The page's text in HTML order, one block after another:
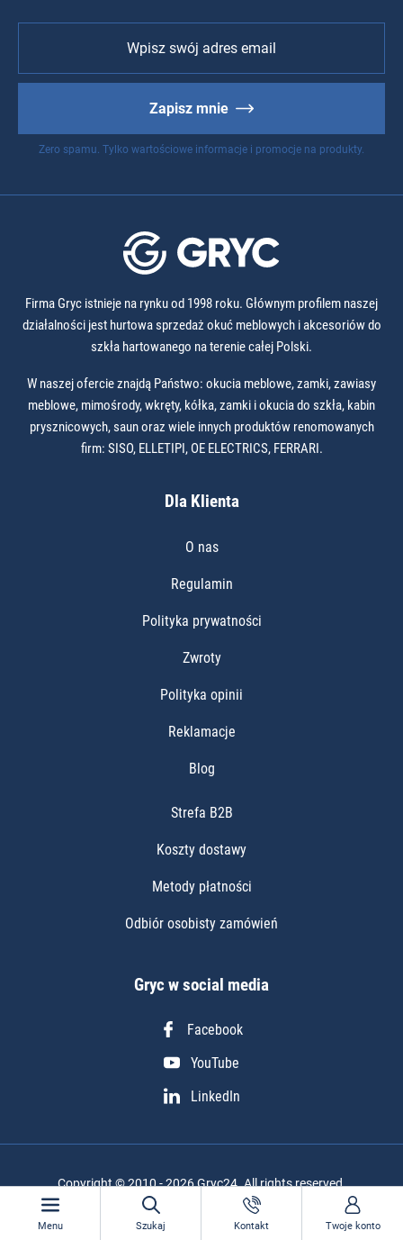
Zapisz mnie
Zero spamu. Tylko wartościowe informacje i promocje na produkty.
Firma Gryc istnieje na rynku od 1998 roku. Głównym profilem naszej
działalności jest hurtowa sprzedaż okuć meblowych i akcesoriów do
szkła hartowanego na terenie całej Polski.
W naszej ofercie znajdą Państwo: okucia meblowe, zamki, zawiasy
meblowe, mimośrody, wkręty, kółka, zamki i okucia do szkła, kabin
prysznicowych, saun oraz wiele innych produktów renomowanych
firm: SISO, ELLETIPI, OE ELECTRICS, FERRARI.
Dla Klienta
O nas
Regulamin
Polityka prywatności
Zwroty
Polityka opinii
Reklamacje
Blog
Strefa B2B
Koszty dostawy
Metody płatności
Odbiór osobisty zamówień
Gryc w social media
Facebook
YouTube
LinkedIn
Copyright © 2010 - 2026 Gryc24. All rights reserved.
Realizacja projektu: Igor Chudy
Menu Szukaj Kontakt Twoje konto